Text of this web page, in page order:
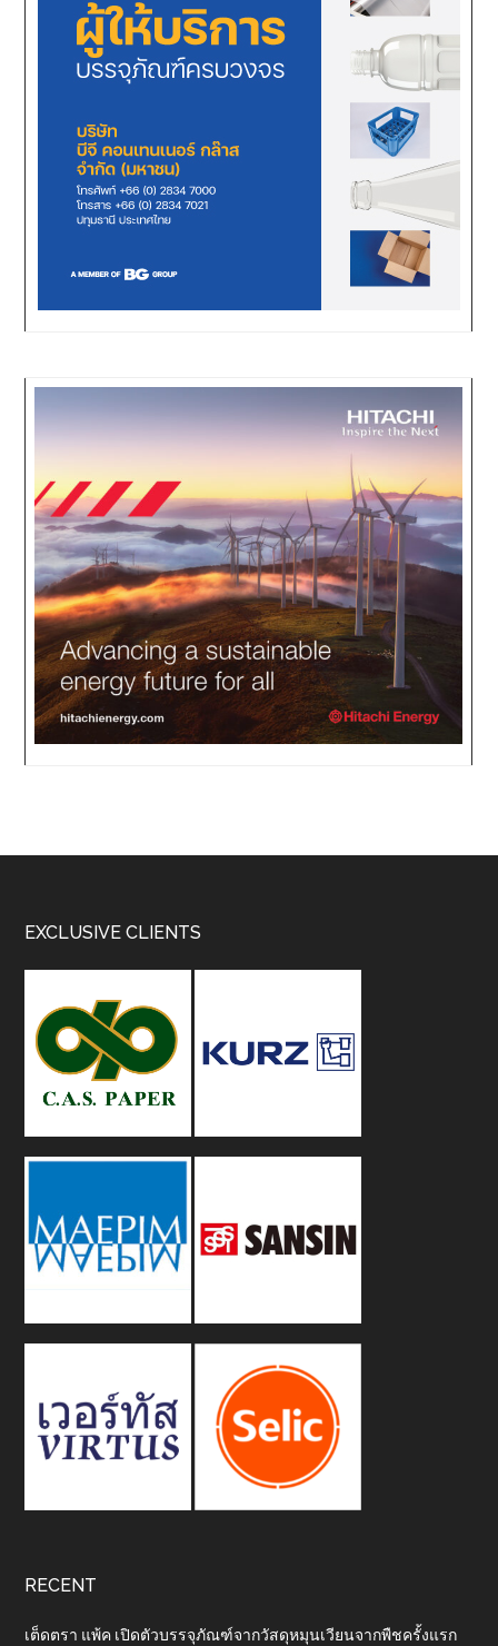
Footer
EXCLUSIVE CLIENTS
RECENT
เต็ดตรา แพ้ค เปิดตัวบรรจุภัณฑ์จากวัสดุหมุนเวียนจากพืชครั้งแรก